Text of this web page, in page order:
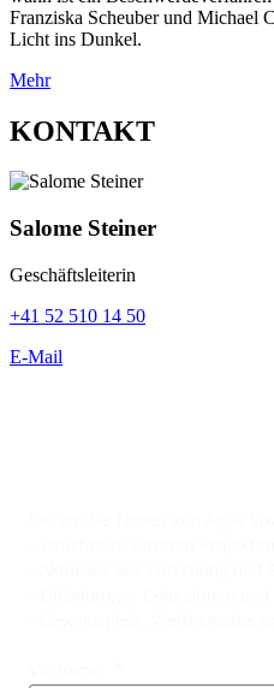
Franziska Scheuber und Michael
Licht ins Dunkel.
Mehr
KONTAKT
Salome Steiner
Geschäftsleiterin
+41 52 510 14 50
E-Mail